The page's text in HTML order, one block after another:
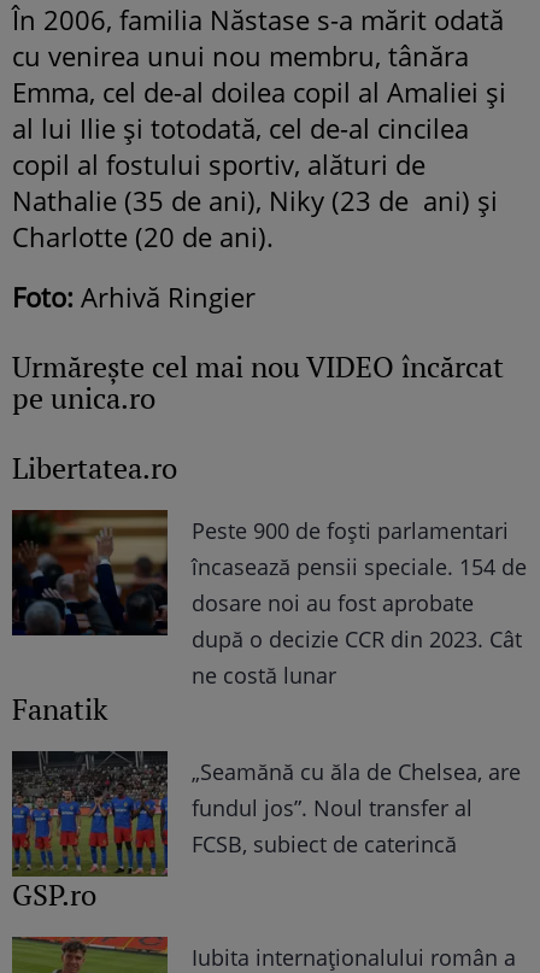
În 2006, familia Năstase s-a mărit odată
cu venirea unui nou membru, tânăra
Emma, cel de-al doilea copil al Amaliei şi
al lui Ilie şi totodată, cel de-al cincilea
copil al fostului sportiv, alături de
Nathalie (35 de ani), Niky (23 de ani) şi
Charlotte (20 de ani).
Foto: Arhivă Ringier
Urmăreşte cel mai nou VIDEO încărcat
pe unica.ro
Libertatea.ro
Peste 900 de foști parlamentari
încasează pensii speciale. 154 de
dosare noi au fost aprobate
după o decizie CCR din 2023. Cât
ne costă lunar
Fanatik
„Seamănă cu ăla de Chelsea, are
fundul jos”. Noul transfer al
FCSB, subiect de caterincă
GSP.ro
Iubita internaționalului român a